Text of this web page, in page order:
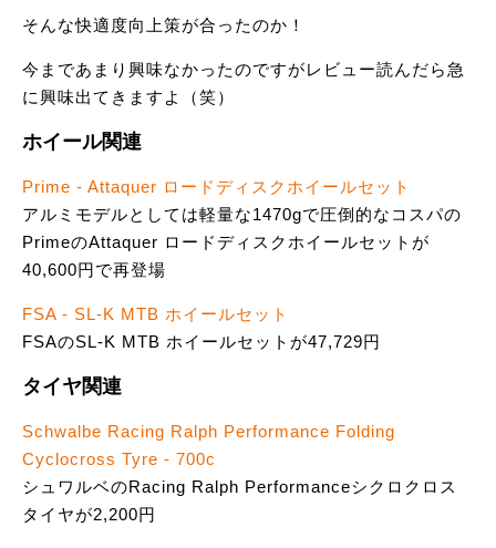
そんな快適度向上策が合ったのか！
今まであまり興味なかったのですがレビュー読んだら急
に興味出てきますよ（笑）
ホイール関連
Prime - Attaquer ロードディスクホイールセット
アルミモデルとしては軽量な1470gで圧倒的なコスパの
PrimeのAttaquer ロードディスクホイールセットが
40,600円で再登場
FSA - SL-K MTB ホイールセット
FSAのSL-K MTB ホイールセットが47,729円
タイヤ関連
Schwalbe Racing Ralph Performance Folding
Cyclocross Tyre - 700c
シュワルベのRacing Ralph Performanceシクロクロス
タイヤが2,200円